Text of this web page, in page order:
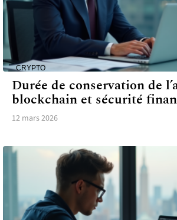
CRYPTO
Durée de conservation de
blockchain et sécurité
12 mars 2026